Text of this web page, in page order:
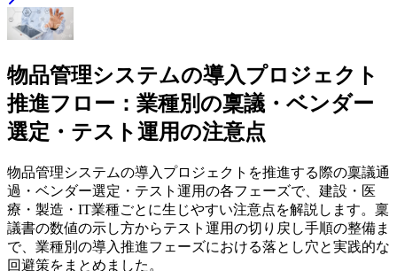
物品管理システムの導入プロジェクト
推進フロー：業種別の稟議・ベンダー
選定・テスト運用の注意点
物品管理システムの導入プロジェクトを推進する際の稟議通
過・ベンダー選定・テスト運用の各フェーズで、建設・医
療・製造・IT業種ごとに生じやすい注意点を解説します。稟
議書の数値の示し方からテスト運用の切り戻し手順の整備ま
で、業種別の導入推進フェーズにおける落とし穴と実践的な
回避策をまとめました。